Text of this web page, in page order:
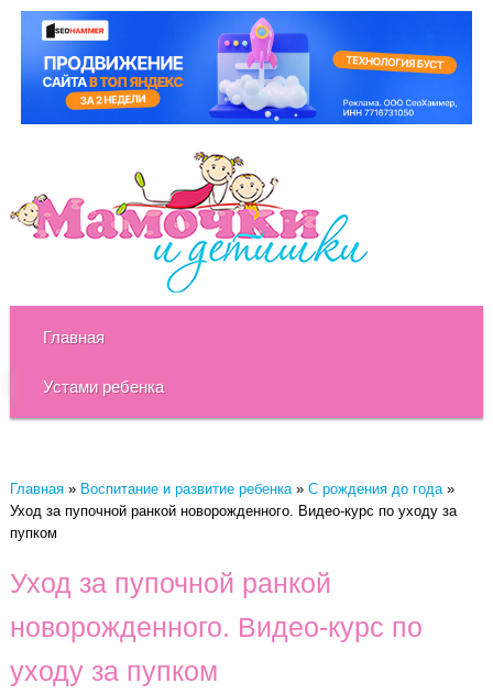
Главная
Устами ребенка
Главная» Воспитание и развитие ребенка» C рождения до года»
Уход за пупочной ранкой новорожденного. Видео-курс по уходу за
пупком
Уход за пупочной ранкой
новорожденного. Видео-курс по
уходу за пупком